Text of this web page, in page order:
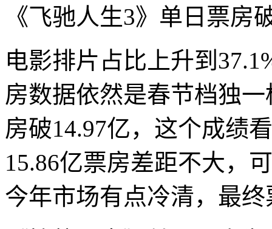
《飞驰人生3》单日票房
电影排片占比上升到
房数据依然是春节档独
房破14.97亿，这个成绩
15.86亿票房差距不大，
今年市场有点冷清，最